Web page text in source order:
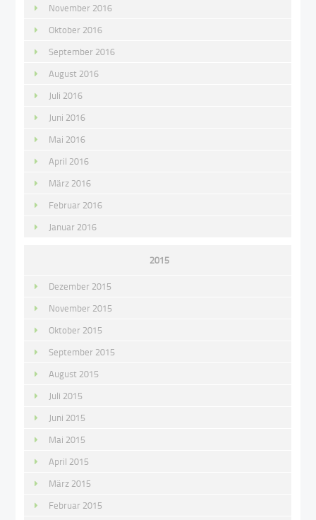
November 2016
Oktober 2016
September 2016
August 2016
Juli 2016
Juni 2016
Mai 2016
April 2016
März 2016
Februar 2016
Januar 2016
2015
Dezember 2015
November 2015
Oktober 2015
September 2015
August 2015
Juli 2015
Juni 2015
Mai 2015
April 2015
März 2015
Februar 2015